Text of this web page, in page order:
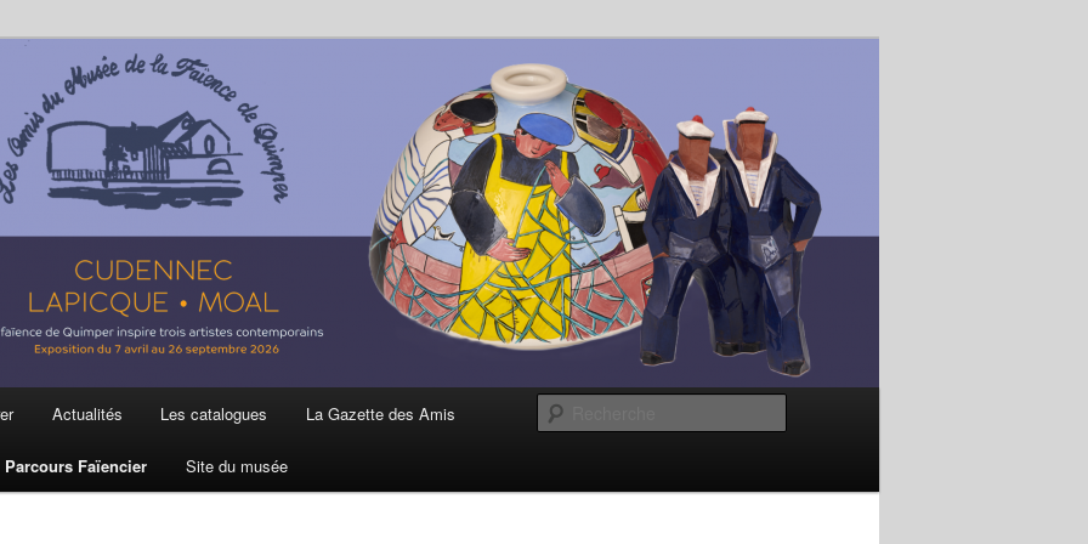
et de la Faïence de Quimper
Actualités Les catalogues La Gazette des Amis
Parcours Faïencier Site du musée